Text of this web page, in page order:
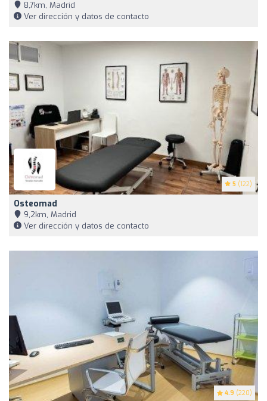
8,7km, Madrid
Ver dirección y datos de contacto
5 (122)
Osteomad
9,2km, Madrid
Ver dirección y datos de contacto
4.9 (220)